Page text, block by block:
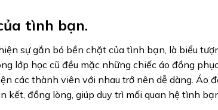
tình bạn.
sự gắn bó bền chặt của tình bạn, là biểu
lớp học cũ đều mặc những chiếc áo đồng
các thành viên với nhau trở nên dễ dàng. Áo
đồng lòng, giúp duy trì mối quan hệ tình